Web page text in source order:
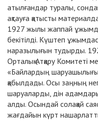
атылғандар туралы,
ақтауға қатысты
1927 жылы жаппай
бекітілді. Күштеп
наразылығын тудырды.
Орталық Атқару Комитеті
«Байлардың
қабылдады. Осы заңның
шаруаларды, дін
алды. Осындай солақай
жағдайын күрт